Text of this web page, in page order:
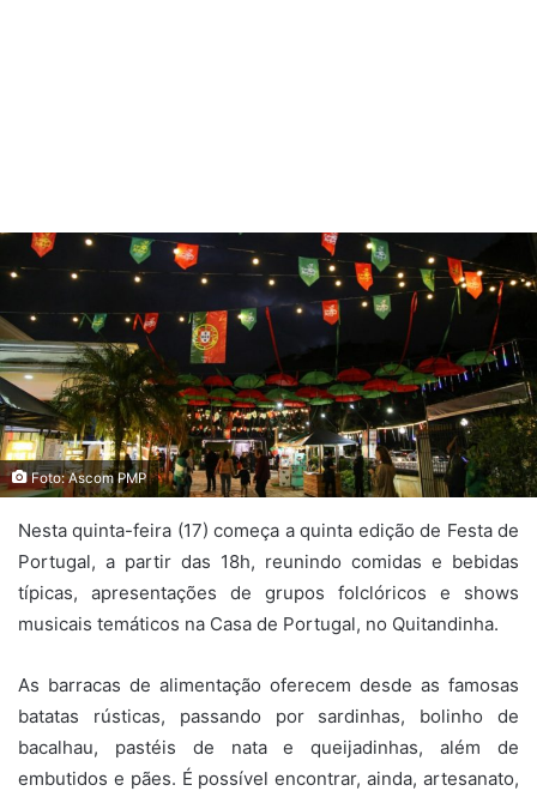
Foto: Ascom PMP
Nesta quinta-feira (17) começa a quinta edição de Festa de
Portugal, a partir das 18h, reunindo comidas e bebidas
típicas, apresentações de grupos folclóricos e shows
musicais temáticos na Casa de Portugal, no Quitandinha.
As barracas de alimentação oferecem desde as famosas
batatas rústicas, passando por sardinhas, bolinho de
bacalhau, pastéis de nata e queijadinhas, além de
embutidos e pães. É possível encontrar, ainda, artesanato,